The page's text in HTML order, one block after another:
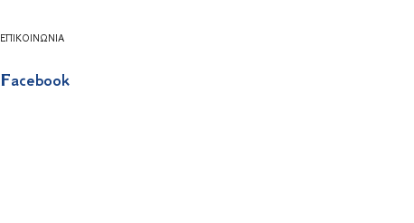
ΕΠΙΚΟΙΝΩΝΊΑ
Facebook